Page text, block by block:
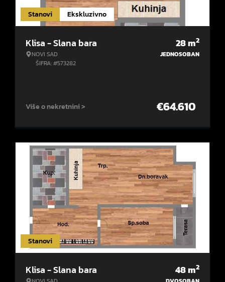
Stanovi Ekskluzivno
Klisa - Slana bara
NOVI SAD
ŠIFRA: #573282
28m2
JEDNOSOBAN
Više o nekretnini > €64.610
Stanovi
Klisa - Slana bara 48m2